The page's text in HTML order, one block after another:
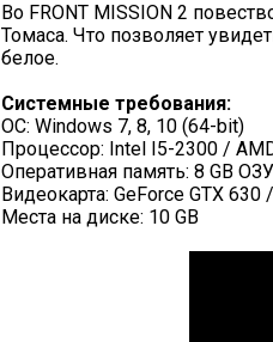
Во FRONT MISSION 2
Томаса. Что позволяет
белое.
Системные требования:
ОС: Windows 7, 8, 10 (64-bit)
Процессор: Intel I5-2300 /
Оперативная память: 8 GB ОЗУ
Видеокарта: GeForce GTX 630
Места на диске: 10 GB